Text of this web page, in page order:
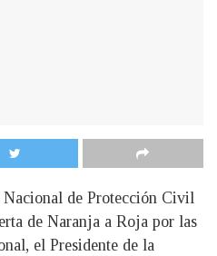
de Protección Civil
de Naranja a Roja por las
el Presidente de la